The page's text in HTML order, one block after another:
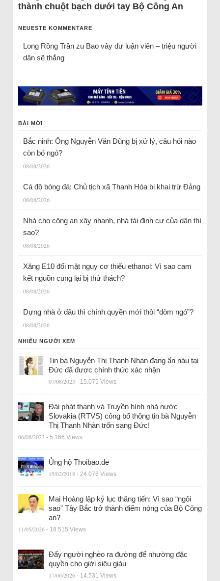
thành chuột bạch dưới tay Bộ Công An
NEUESTE KOMMENTARE
Long Rồng Trầnzu Bao vây dư luận viên – triệu người
dân sẽ thắng
BÀI MỚI
Bắc ninh: Ông Nguyễn Văn Dũng bị xử lý, câu hỏi nào
còn bỏ ngỏ?
08/08/2026
Cá độ bóng đá: Chủ tịch xã Thanh Hóa bị khai trừ Đảng
08/08/2026
Nhà cho công an xây nhanh, nhà tái định cư của dân thì
sao?
08/08/2026
Xăng E10 đối mặt nguy cơ thiếu ethanol: Vì sao cam
kết nguồn cung lại bị thử thách?
08/08/2026
Dựng nhà ở đâu thì chính quyền mới thôi “dòm ngó”?
08/08/2026
NHIỀU NGƯỜI XEM
Tin bà Nguyễn Thị Thanh Nhàn đang ẩn náu tại
Đức đã được chính thức xác nhận
07/08/2023 - 15.075 Views
Đài phát thanh và Truyền hình nhà nước
Slovakia (RTVS) công bố thông tin bà Nguyễn
Thị Thanh Nhàn trốn sang Đức!
06/08/2023 - 5.166 Views
Ủng hộ Thoibao.de
15/02/2018 - 24.076 Views
Mai Hoàng lập kỷ lục thăng tiến: Vì sao “ngôi
sao” Tây Bắc trở thành điểm nóng của Bộ Công
an?
11/05/2026 - 18.515 Views
Đẩy người nghèo ra đường để nhường đặc
quyền cho giới siêu giàu
17/06/2026 - 14.531 Views